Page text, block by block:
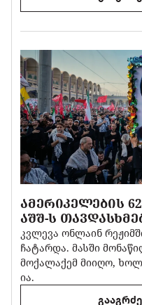
ᲐᲛᲔᲠᲘᲙᲔᲚᲔᲑᲘᲡ
ᲐᲨᲨ-Ს
კვლევა ონლაინ
ჩატარდა. მასში
მოქალაქემ მიიღო,
ია.